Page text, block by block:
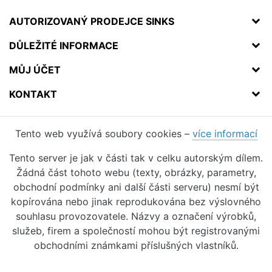
AUTORIZOVANÝ PRODEJCE SINKS
DŮLEŽITÉ INFORMACE
MŮJ ÚČET
KONTAKT
Tento web využívá soubory cookies – více informací
Tento server je jak v části tak v celku autorským dílem.
Žádná část tohoto webu (texty, obrázky, parametry,
obchodní podmínky ani další části serveru) nesmí být
kopírována nebo jinak reprodukována bez výslovného
souhlasu provozovatele. Názvy a označení výrobků,
služeb, firem a společností mohou být registrovanými
obchodními známkami příslušných vlastníků.